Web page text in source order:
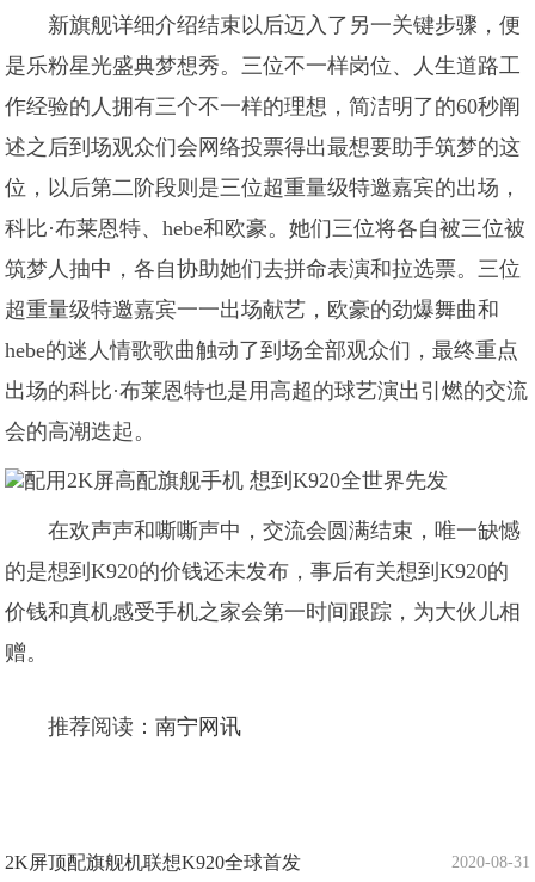
新旗舰详细介绍结束以后迈入了另一关键步骤，便
是乐粉星光盛典梦想秀。三位不一样岗位、人生道路工
作经验的人拥有三个不一样的理想，简洁明了的60秒阐
述之后到场观众们会网络投票得出最想要助手筑梦的这
位，以后第二阶段则是三位超重量级特邀嘉宾的出场，
科比·布莱恩特、hebe和欧豪。她们三位将各自被三位被
筑梦人抽中，各自协助她们去拼命表演和拉选票。三位
超重量级特邀嘉宾一一出场献艺，欧豪的劲爆舞曲和
hebe的迷人情歌歌曲触动了到场全部观众们，最终重点
出场的科比·布莱恩特也是用高超的球艺演出引燃的交流
会的高潮迭起。
在欢声声和嘶嘶声中，交流会圆满结束，唯一缺憾
的是想到K920的价钱还未发布，事后有关想到K920的
价钱和真机感受手机之家会第一时间跟踪，为大伙儿相
赠。
推荐阅读：南宁网讯
2020-08-31
2K屏顶配旗舰机联想K920全球首发